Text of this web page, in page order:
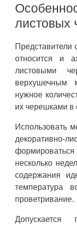
листовых
Представители
относится и
листовыми
верхушечным
нужное
их черешками в
Использовать
декоративно-
несколько
содержания
температура
проветривание.
Допускается